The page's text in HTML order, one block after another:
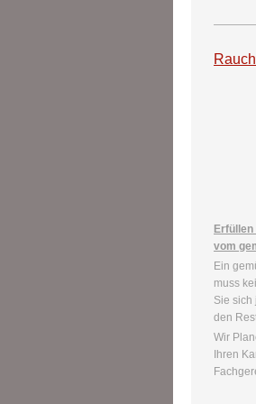
vom
Ein
muss
Sie sich
den
Wir
Ihren